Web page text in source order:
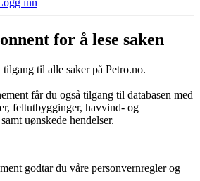
for å lese saken
til alle saker på Petro.no.
får du også tilgang til databasen med
feltutbygginger, havvind- og
uønskede hendelser.
godtar du våre personvernreglerog